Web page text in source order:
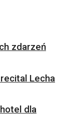
zdarzeń
Lecha
dla